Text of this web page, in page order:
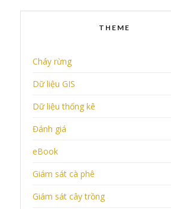
THEME
Cháy rừng
Dữ liệu GIS
Dữ liệu thống kê
Đánh giá
eBook
Giám sát cà phê
Giám sát cây trồng